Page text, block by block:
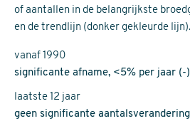
of aantallen in de belangrijkste
en de trendlijn (donker gekleurde lijn).
vanaf 1990
significante afname, <5% per jaar (-)
laatste 12 jaar
geen significante